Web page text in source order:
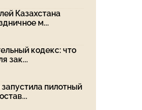
Казахстана
м...
кодекс: что
зак...
пилотный